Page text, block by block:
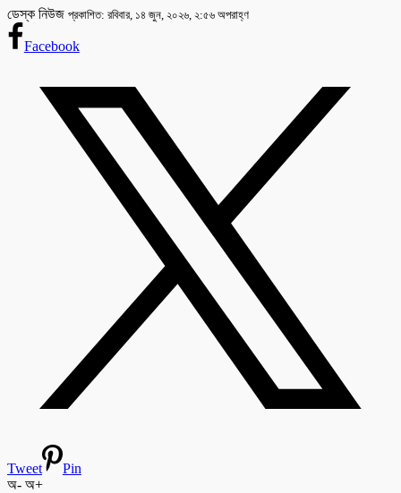
ডেস্ক নিউজ প্রকাশিত: রবিবার, ১৪ জুন, ২০২৬, ২:৫৬ অপরাহ্ণ
Facebook
Tweet
Pin
অ- অ+